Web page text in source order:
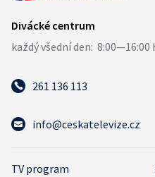
261 136 113
info@ceskatelevize.cz
TV program